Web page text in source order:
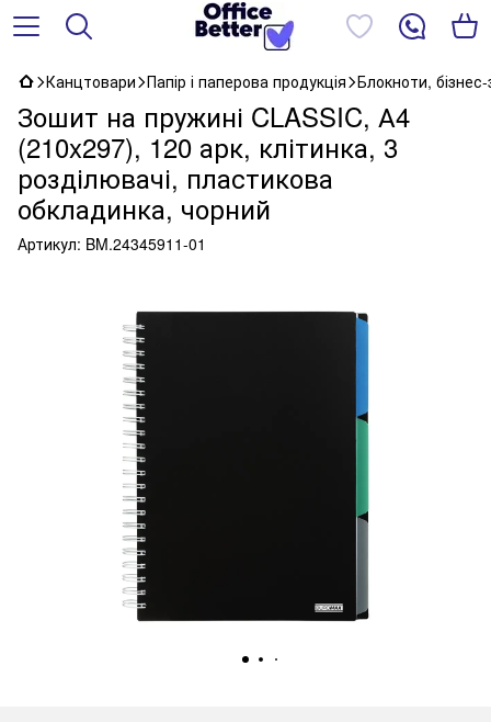
Канцтовари Папір і паперова продукція Блокноти,
Зошит на пружині CLASSIC, А4
(210x297), 120 арк, клітинка, 3
розділювачі, пластикова
обкладинка, чорний
Артикул: BM.24345911-01